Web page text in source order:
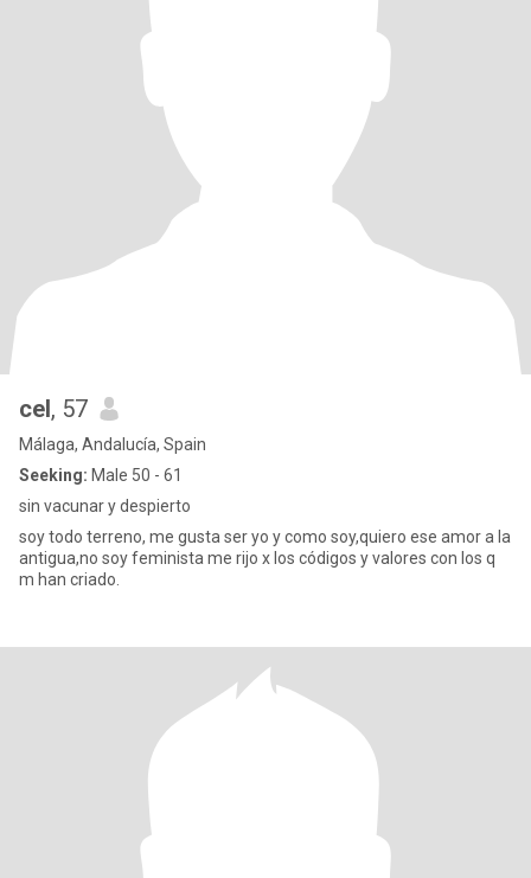
cel, 57
Málaga, Andalucía, Spain
Seeking: Male 50 - 61
sin vacunar y despierto
soy todo terreno, me gusta ser yo y como soy,quiero ese amor a la
antigua,no soy feminista me rijo x los códigos y valores con los q
m han criado.